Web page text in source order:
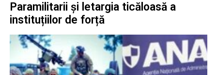
Paramilitarii și letargia ticăloasă a
instituțiilor de forță